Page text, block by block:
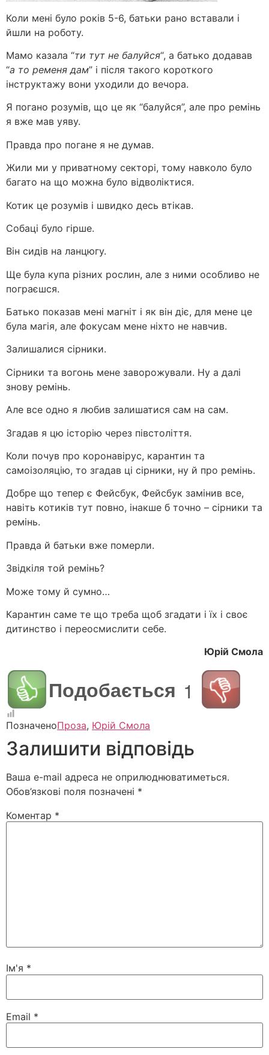
Коли мені було років 5-6, батьки рано вставали і
йшли на роботу.
Мамо казала “ти тут не балуйся“, а батько додавав
“а то ременя дам” і після такого короткого
інструктажу вони уходили до вечора.
Я погано розумів, що це як “балуйся”, але про ремінь
я вже мав уяву.
Правда про погане я не думав.
Жили ми у приватному секторі, тому навколо було
багато на що можна було відволіктися.
Котик це розумів і швидко десь втікав.
Собаці було гірше.
Він сидів на ланцюгу.
Ще була купа різних рослин, але з ними особливо не
пограєшся.
Батько показав мені магніт і як він діє, для мене це
була магія, але фокусам мене ніхто не навчив.
Залишалися сірники.
Сірники та вогонь мене заворожували. Ну а далі
знову ремінь.
Але все одно я любив залишатися сам на сам.
Згадав я цю історію через півстоліття.
Коли почув про коронавірус, карантин та
самоізоляцію, то згадав ці сірники, ну й про ремінь.
Добре що тепер є Фейсбук, Фейсбук замінив все,
навіть котиків тут повно, інакше б точно – сірники та
ремінь.
Правда й батьки вже померли.
Звідкіля той ремінь?
Може тому й сумно…
Карантин саме те що треба щоб згадати і їх і своє
дитинство і переосмислити себе.
Юрій Смола
Подобається 1
ПозначеноПроза, Юрій Смола
Залишити відповідь
Ваша e-mail адреса не оприлюднюватиметься.
Обов’язкові поля позначені *
Коментар *
Ім'я *
Email *